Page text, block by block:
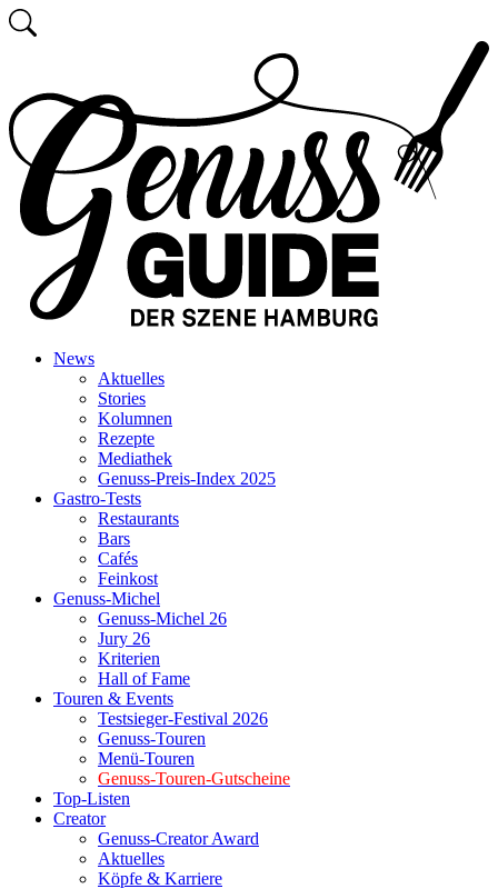
Zum
Inhalt
Suchen
Startseite
News
Aktuelles
Stories
Kolumnen
Rezepte
Mediathek
Genuss-Preis-Index 2025
Gastro-Tests
Restaurants
Bars
Cafés
Feinkost
Genuss-Michel
Genuss-Michel 26
Jury 26
Kriterien
Hall of Fame
Touren & Events
Testsieger-Festival 2026
Genuss-Touren
Menü-Touren
Genuss-Touren-Gutscheine
Top-Listen
Creator
Genuss-Creator Award
Aktuelles
Köpfe & Karriere